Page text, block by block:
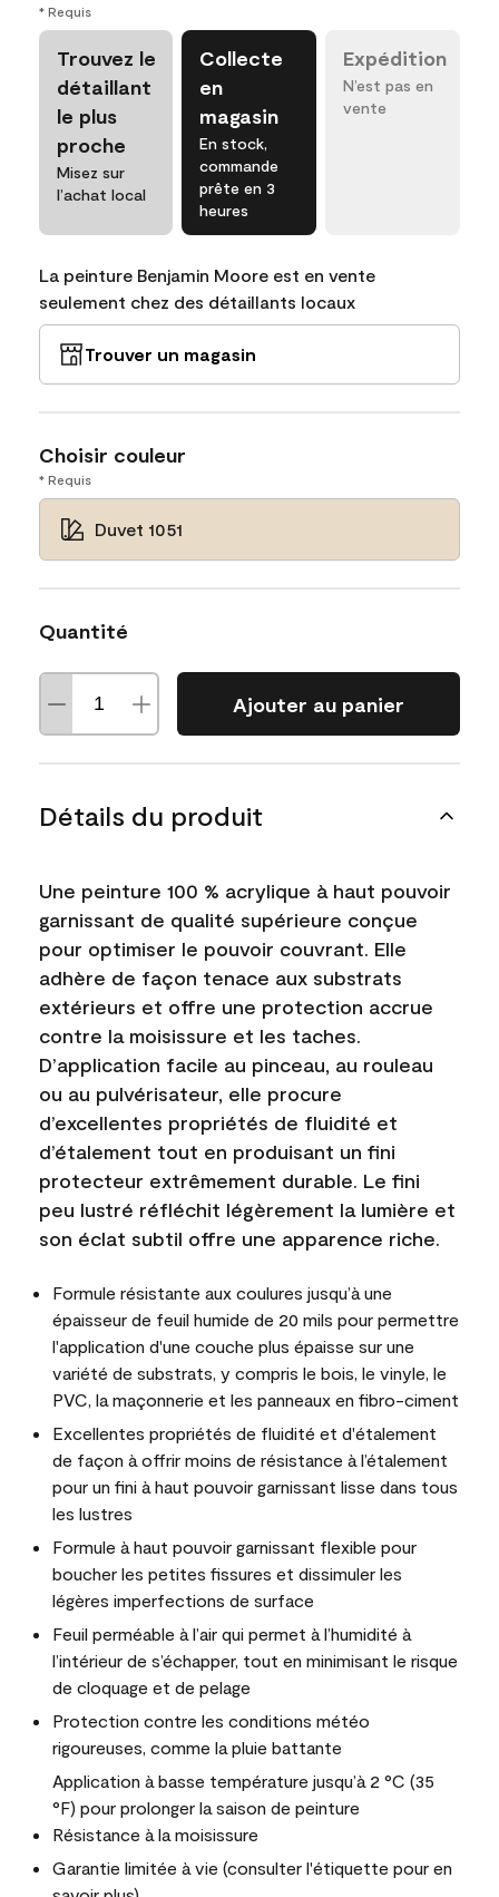
* Requis
Trouvez le
détaillant
le plus
proche
Misez sur
l’achat local
Collecte
en
magasin
En stock,
commande
prête en 3
heures
Expédition
N’est pas en
vente
La peinture Benjamin Moore est en vente
seulement chez des détaillants locaux
Trouver un magasin
Choisir couleur
* Requis
Duvet 1051
Quantité
Ajouter au panier
Détails du produit
Une peinture 100 % acrylique à haut pouvoir
garnissant de qualité supérieure conçue
pour optimiser le pouvoir couvrant. Elle
adhère de façon tenace aux substrats
extérieurs et offre une protection accrue
contre la moisissure et les taches.
D’application facile au pinceau, au rouleau
ou au pulvérisateur, elle procure
d’excellentes propriétés de fluidité et
d’étalement tout en produisant un fini
protecteur extrêmement durable. Le fini
peu lustré réfléchit légèrement la lumière et
son éclat subtil offre une apparence riche.
Formule résistante aux coulures jusqu’à une
épaisseur de feuil humide de 20 mils pour permettre
l'application d'une couche plus épaisse sur une
variété de substrats, y compris le bois, le vinyle, le
PVC, la maçonnerie et les panneaux en fibro-ciment
Excellentes propriétés de fluidité et d'étalement
de façon à offrir moins de résistance à l’étalement
pour un fini à haut pouvoir garnissant lisse dans tous
les lustres
Formule à haut pouvoir garnissant flexible pour
boucher les petites fissures et dissimuler les
légères imperfections de surface
Feuil perméable à l’air qui permet à l’humidité à
l’intérieur de s’échapper, tout en minimisant le risque
de cloquage et de pelage
Protection contre les conditions météo
rigoureuses, comme la pluie battante
Application à basse température jusqu’à 2 °C (35
°F) pour prolonger la saison de peinture
Résistance à la moisissure
Garantie limitée à vie (consulter l'étiquette pour en